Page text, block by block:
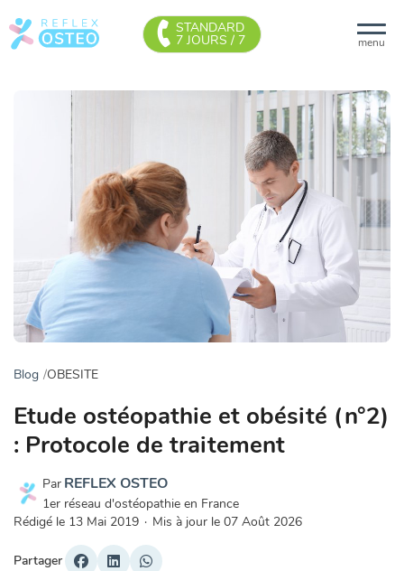
menu
STANDARD
7 JOURS / 7
Blog OBESITE
Etude ostéopathie et obésité (n°2)
: Protocole de traitement
Par REFLEX OSTEO
1er réseau d'ostéopathie en France
Rédigé le 13 Mai 2019 · Mis à jour le 07 Août 2026
Partager